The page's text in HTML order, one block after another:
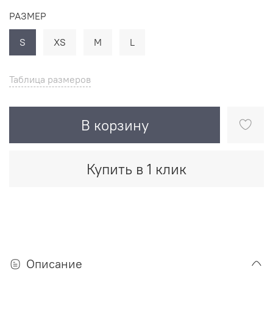
Таблица размеров
В корзину
Купить в 1 клик
РАЗМЕР
S XS M L
Описание